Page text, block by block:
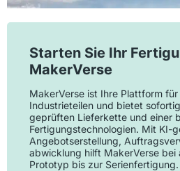
Starten Sie Ihr
MakerVerse
MakerVerse ist Ihre Plattform
Industrieteilen und bietet
geprüften Lieferkette und einer
Fertigungstechnologien. Mit KI-
Angebotserstellung,
abwicklung hilft MakerVerse bei
Prototyp bis zur Serienfertigung.